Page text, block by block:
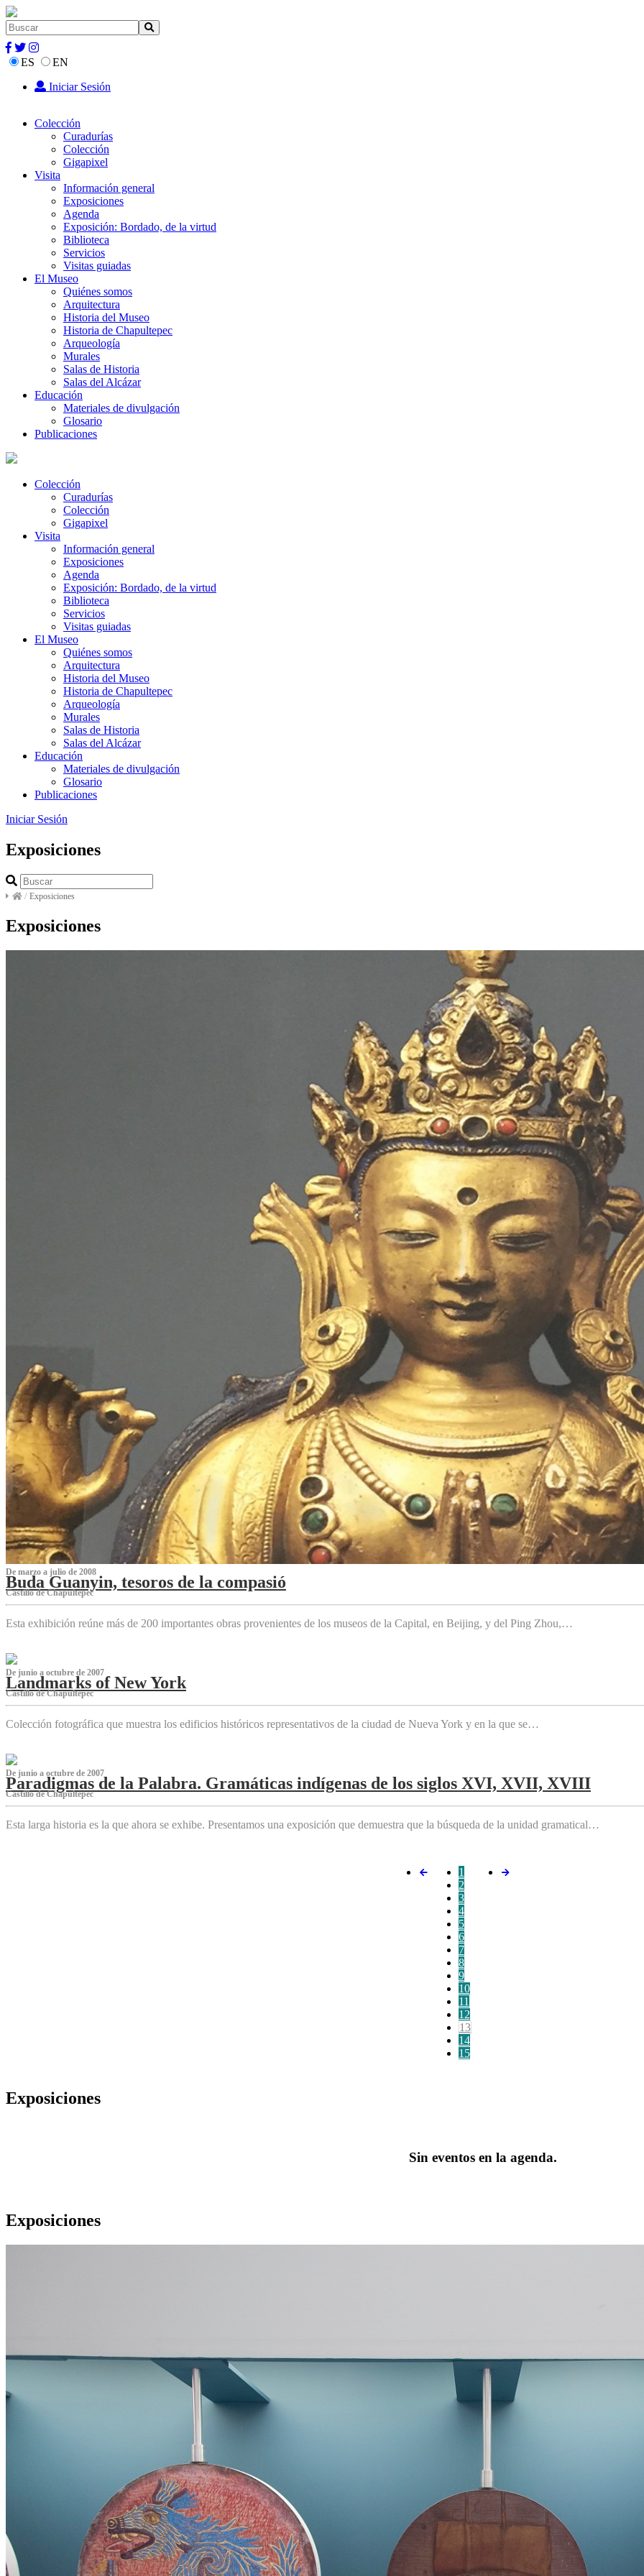
ES
EN
Iniciar Sesión
Colección
Curadurías
Colección
Gigapixel
Visita
Información general
Exposiciones
Agenda
Exposición: Bordado, de la virtud
Biblioteca
Servicios
Visitas guiadas
El Museo
Quiénes somos
Arquitectura
Historia del Museo
Historia de Chapultepec
Arqueología
Murales
Salas de Historia
Salas del Alcázar
Educación
Materiales de divulgación
Glosario
Publicaciones
Colección
Curadurías
Colección
Gigapixel
Visita
Información general
Exposiciones
Agenda
Exposición: Bordado, de la virtud
Biblioteca
Servicios
Visitas guiadas
El Museo
Quiénes somos
Arquitectura
Historia del Museo
Historia de Chapultepec
Arqueología
Murales
Salas de Historia
Salas del Alcázar
Educación
Materiales de divulgación
Glosario
Publicaciones
Iniciar Sesión
Exposiciones
/ Exposiciones
Exposiciones
De marzo a julio de 2008
Buda Guanyin, tesoros de la compasió
Castillo de Chapultepec
Esta exhibición reúne más de 200 importantes obras provenientes de los museos de la Capital, en Beijing, y del Ping Zhou,…
De junio a octubre de 2007
Landmarks of New York
Castillo de Chapultepec
Colección fotográfica que muestra los edificios históricos representativos de la ciudad de Nueva York y en la que se…
De junio a octubre de 2007
Paradigmas de la Palabra. Gramáticas indígenas de los siglos XVI, XVII, XVIII
Castillo de Chapultepec
Esta larga historia es la que ahora se exhibe. Presentamos una exposición que demuestra que la búsqueda de la unidad gramatical…
1
2
3
4
5
6
7
8
9
10
11
12
13
14
15
Exposiciones
Sin eventos en la agenda.
Exposiciones